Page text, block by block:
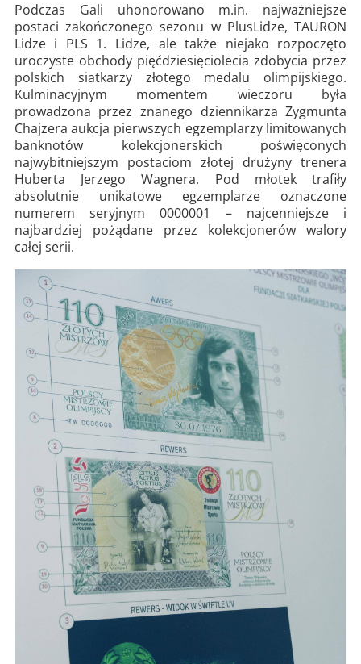
Podczas Gali uhonorowano m.in. najważniejsze
postaci zakończonego sezonu w PlusLidze, TAURON
Lidze i PLS 1. Lidze, ale także niejako rozpoczęto
uroczyste obchody pięćdziesięciolecia zdobycia przez
polskich siatkarzy złotego medalu olimpijskiego.
Kulminacyjnym momentem wieczoru była
prowadzona przez znanego dziennikarza Zygmunta
Chajzera aukcja pierwszych egzemplarzy limitowanych
banknotów kolekcjonerskich poświęconych
najwybitniejszym postaciom złotej drużyny trenera
Huberta Jerzego Wagnera. Pod młotek trafiły
absolutnie unikatowe egzemplarze oznaczone
numerem seryjnym 0000001 – najcenniejsze i
najbardziej pożądane przez kolekcjonerów walory
całej serii.